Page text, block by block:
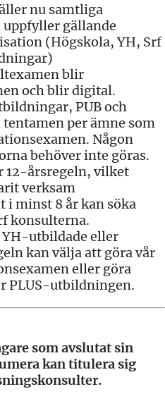
nu samtliga
uppfyller gällande
(Högskola, YH, Srf
blir
och blir digital.
PUB och
per ämne som
Någon
behöver inte göras.
12-årsregeln, vilket
verksam
i minst 8 år kan söka
konsulterna.
utbildade eller
kan välja att göra vår
eller göra
PLUS-utbildningen.
som avslutat sin
kan titulera sig